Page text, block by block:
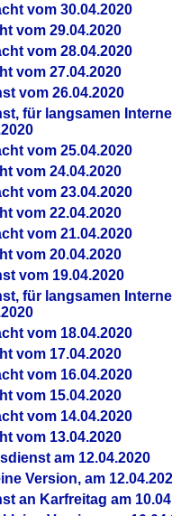
vom 30.04.2020
vom 29.04.2020
vom 28.04.2020
vom 27.04.2020
vom 26.04.2020
für langsamen
vom 25.04.2020
vom 24.04.2020
vom 23.04.2020
vom 22.04.2020
vom 21.04.2020
vom 20.04.2020
vom 19.04.2020
für langsamen
vom 18.04.2020
vom 17.04.2020
vom 16.04.2020
vom 15.04.2020
vom 14.04.2020
vom 13.04.2020
am 12.04.2020
Version, am
an Karfreitag am